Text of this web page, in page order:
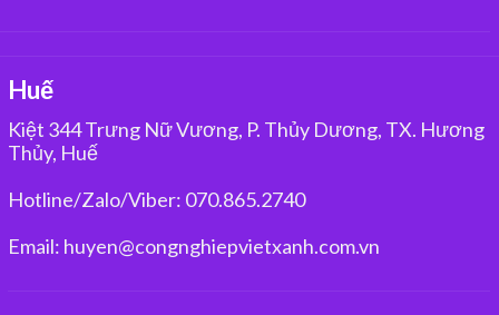
Huế
Kiệt 344 Trưng Nữ Vương, P. Thủy Dương, TX. Hương
Thủy, Huế
Hotline/Zalo/Viber: 070.865.2740
Email: huyen@congnghiepvietxanh.com.vn